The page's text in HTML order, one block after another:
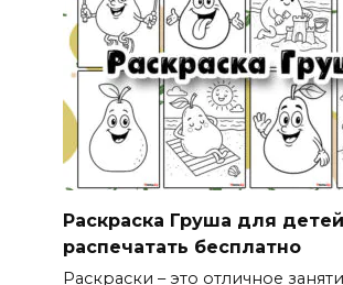
Раскраска Груша для детей
распечатать бесплатно
Раскраски – это отличное